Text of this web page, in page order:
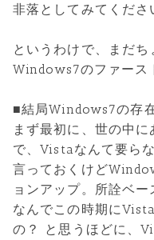
非落としてみてくださ
というわけで、まだ
Windows7のファース
■結局Windows7の存
まず最初に、世の中
で、Vistaなんて要ら
言っておくけど
ョンアップ。所詮ベー
なんでこの時期に
の？ と思うほどに、